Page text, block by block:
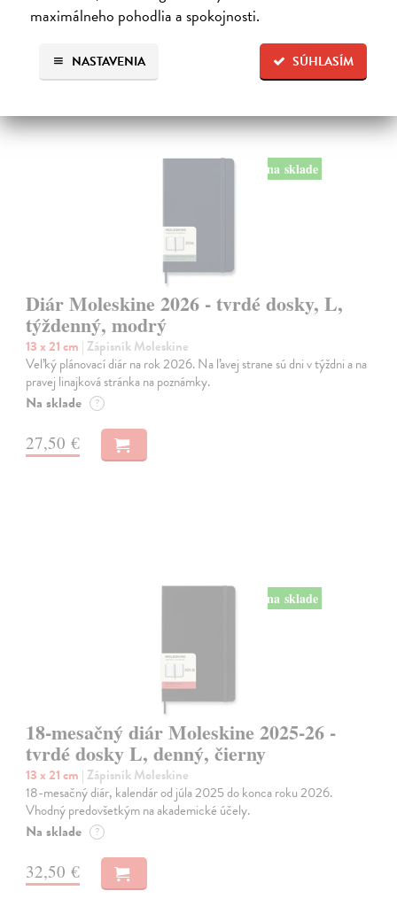
maximálneho pohodlia a spokojnosti.
SÚHLASÍM
NASTAVENIA
24,50 €
na sklade
Diár Moleskine 2026 - tvrdé dosky, L,
týždenný, modrý
13 x 21 cm | Zápisník Moleskine
Veľký plánovací diár na rok 2026. Na ľavej strane sú dni v týždni a na
pravej linajková stránka na poznámky.
Na sklade ?
27,50 €
na sklade
18-mesačný diár Moleskine 2025-26 -
tvrdé dosky L, denný, čierny
13 x 21 cm | Zápisník Moleskine
18-mesačný diár, kalendár od júla 2025 do konca roku 2026.
Vhodný predovšetkým na akademické účely.
Na sklade ?
32,50 €